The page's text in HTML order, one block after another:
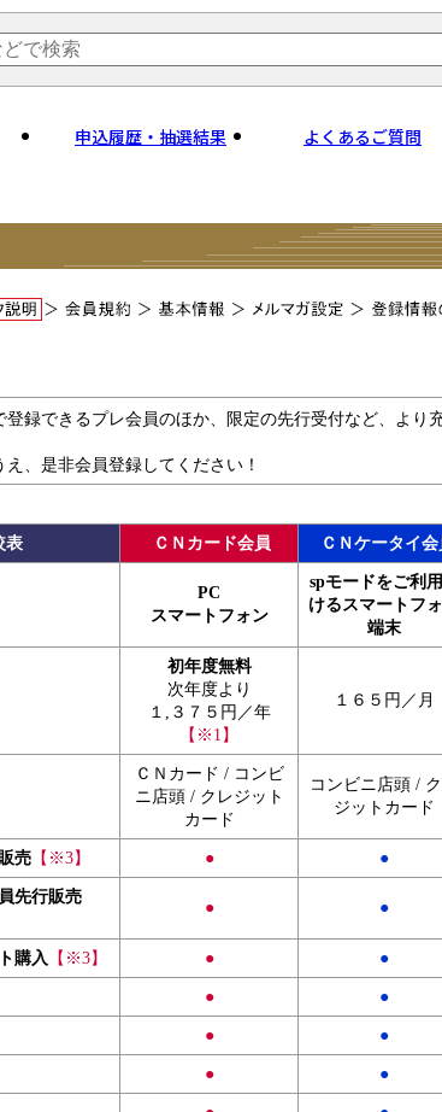
申込履歴・抽選結果 よくあるご質問
登録できるプレ会員のほか、限定の先行受付など、より
、是非会員登録してください！
表 ＣＮカード会員 ＣＮケータイ会
PC
スマートフォン
spモードをご利
けるスマートフ
端末
初年度無料
次年度より
１,３７５円／年
【※1】
１６５円／月
ＣＮカード / コンビ
ニ店頭 / クレジット
カード
コンビニ店頭 /
ジットカード
売 【※3】 ● ●
先行販売
● ●
購入 【※3】 ● ●
● ●
● ●
● ●